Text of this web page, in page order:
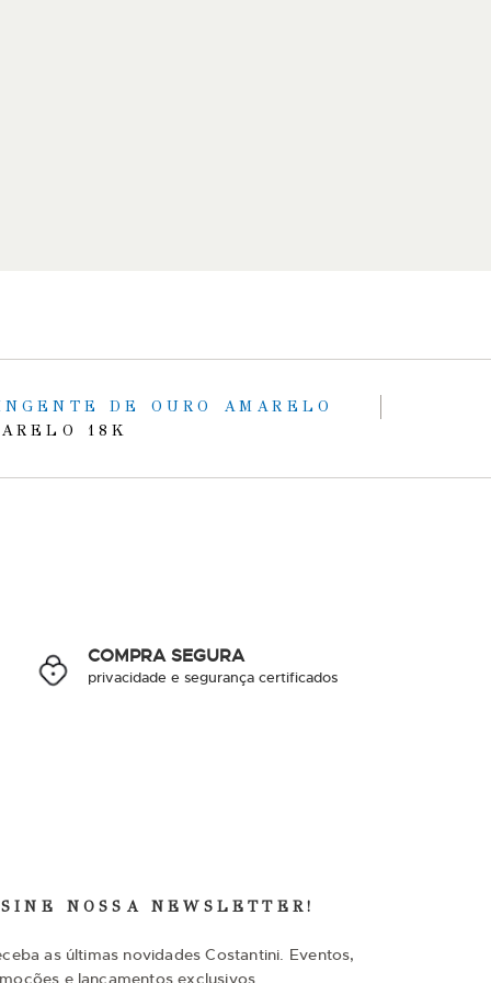
DE OURO AMARELO
18K
COMPRA SEGURA
privacidade e segurança certificados
NOSSA NEWSLETTER!
as últimas novidades Costantini. Eventos,
e lançamentos exclusivos.